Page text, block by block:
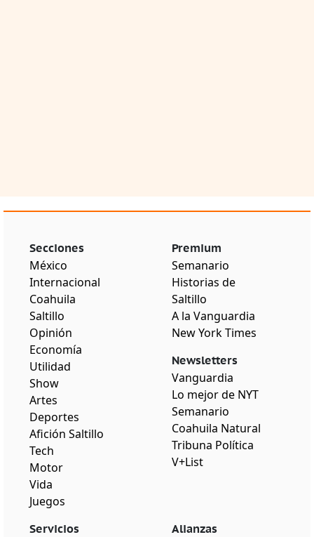
Secciones
México
Internacional
Coahuila
Saltillo
Opinión
Economía
Utilidad
Show
Artes
Deportes
Afición Saltillo
Tech
Motor
Vida
Juegos
Premium
Semanario
Historias de
Saltillo
A la Vanguardia
New York Times
Newsletters
Vanguardia
Lo mejor de NYT
Semanario
Coahuila Natural
Tribuna Política
V+List
Servicios Alianzas